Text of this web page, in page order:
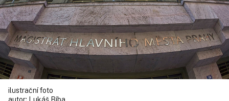
ilustrační foto